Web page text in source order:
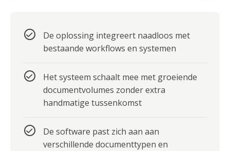
De oplossing integreert naadloos met
bestaande workflows en systemen
Het systeem schaalt mee met groeiende
documentvolumes zonder extra
handmatige tussenkomst
De software past zich aan aan
verschillende documenttypen en